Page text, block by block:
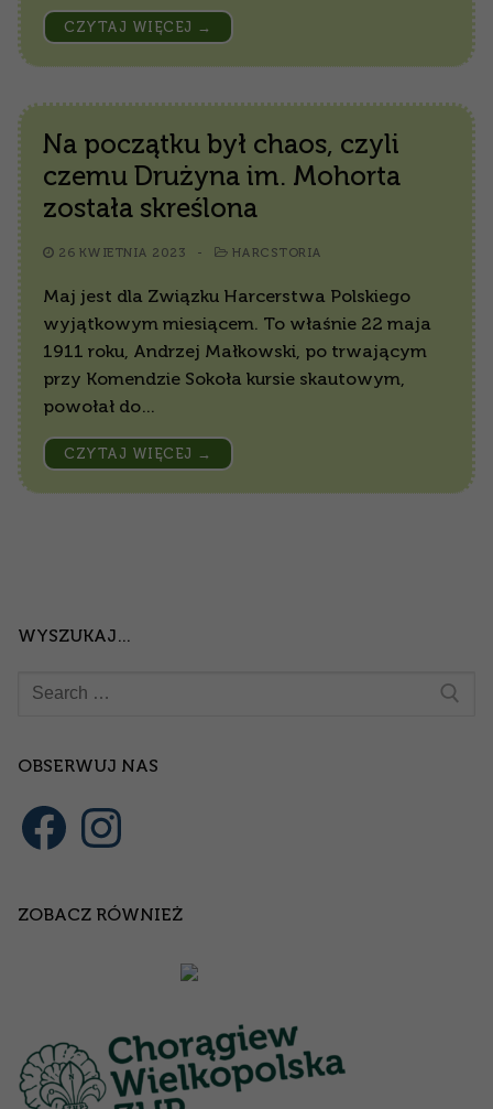
CZYTAJ WIĘCEJ →
Na początku był chaos, czyli
czemu Drużyna im. Mohorta
została skreślona
26 KWIETNIA 2023 - HARCSTORIA
Maj jest dla Związku Harcerstwa Polskiego
wyjątkowym miesiącem. To właśnie 22 maja
1911 roku, Andrzej Małkowski, po trwającym
przy Komendzie Sokoła kursie skautowym,
powołał do…
CZYTAJ WIĘCEJ →
WYSZUKAJ…
Szukaj:
OBSERWUJ NAS
FacebookInstagram
ZOBACZ RÓWNIEŻ